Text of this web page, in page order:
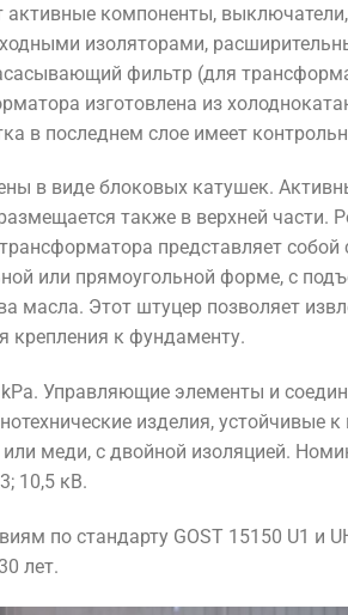
компоненты,
изоляторами,
фильтр (для
изготовлена из
в последнем слое имеет
в виде блоковых катушек.
также в верхней части.
представляет собой
или прямоугольной форме, с
масла. Этот штуцер позволяет
крепления к фундаменту.
Управляющие элементы и
изделия, устойчивые
меди, с двойной изоляцией.
10,5 кВ.
по стандарту GOST 15150 U1 и
лет.